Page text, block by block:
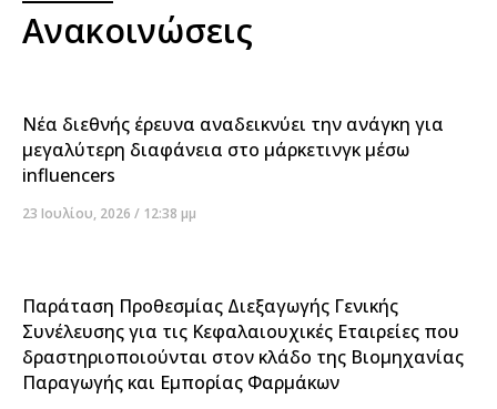
Ανακοινώσεις
Νέα διεθνής έρευνα αναδεικνύει την ανάγκη για
μεγαλύτερη διαφάνεια στο μάρκετινγκ μέσω
influencers
23 Ιουλίου, 2026 12:38 μμ
Παράταση Προθεσμίας Διεξαγωγής Γενικής
Συνέλευσης για τις Κεφαλαιουχικές Εταιρείες που
δραστηριοποιούνται στον κλάδο της Βιομηχανίας
Παραγωγής και Εμπορίας Φαρμάκων